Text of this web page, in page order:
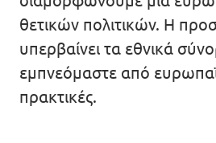
θετικών πολιτικών. Η
υπερβαίνει τα εθνικά
εμπνεόμαστε από
πρακτικές.